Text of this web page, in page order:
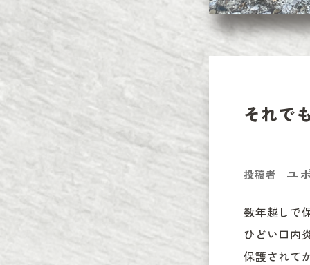
それで
投稿者 ユ
数年越しで
ひどい口内
保護されて